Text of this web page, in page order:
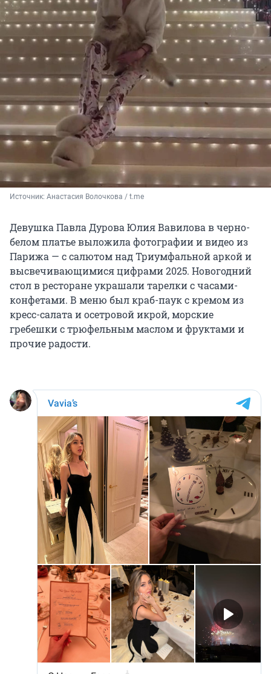
Источник: Анастасия Волочкова / t.me
Девушка Павла Дурова Юлия Вавилова в черно-
белом платье выложила фотографии и видео из
Парижа — с салютом над Триумфальной аркой и
высвечивающимися цифрами 2025. Новогодний
стол в ресторане украшали тарелки с часами-
конфетами. В меню был краб-паук с кремом из
кресс-салата и осетровой икрой, морские
гребешки с трюфельным маслом и фруктами и
прочие радости.